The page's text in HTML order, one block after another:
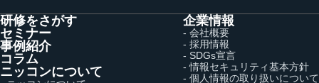
研修をさがす
セミナー
事例紹介
コラム
ニッコンについて
企業情報
- 会社概要
- 採用情報
- SDGs宣言
- 情報セキュリティ基本方針
- 個人情報の取り扱いについて